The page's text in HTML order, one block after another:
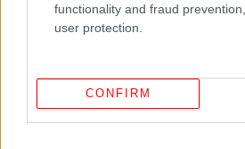
functionality and fraud
user protection.
CONFIRM